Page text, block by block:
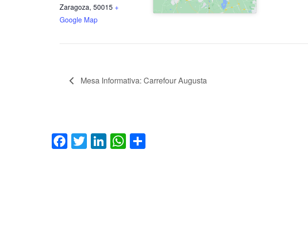
Zaragoza, 50015 +
Google Map
Mesa Informativa: Carrefour Augusta
Facebook
Twitter
LinkedInWhatsApp